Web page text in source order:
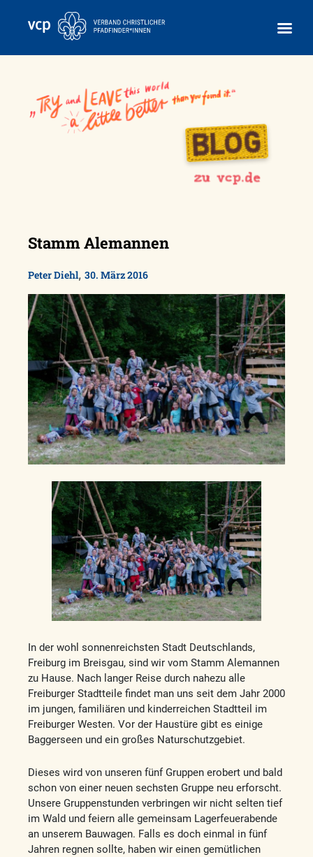
Stamm Alemannen
Peter Diehl, 30. März 2016
In der wohl sonnenreichsten Stadt Deutschlands,
Freiburg im Breisgau, sind wir vom Stamm Alemannen
zu Hause. Nach langer Reise durch nahezu alle
Freiburger Stadtteile findet man uns seit dem Jahr 2000
im jungen, familiären und kinderreichen Stadtteil im
Freiburger Westen. Vor der Haustüre gibt es einige
Baggerseen und ein großes Naturschutzgebiet.
Dieses wird von unseren fünf Gruppen erobert und bald
schon von einer neuen sechsten Gruppe neu erforscht.
Unsere Gruppenstunden verbringen wir nicht selten tief
im Wald und feiern alle gemeinsam Lagerfeuerabende
an unserem Bauwagen. Falls es doch einmal in fünf
Jahren regnen sollte, haben wir einen gemütlichen